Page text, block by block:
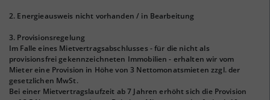
2. Energieausweis nicht vorhanden / in Bearbeitung
3. Provisionsregelung
Im Falle eines Mietvertragsabschlusses - für die nicht als
provisionsfrei gekennzeichneten Immobilien - erhalten wir vom
Mieter eine Provision in Höhe von 3 Nettomonatsmieten zzgl. der
gesetzlichen MwSt.
Bei einer Mietvertragslaufzeit ab 7 Jahren erhöht sich die Provision